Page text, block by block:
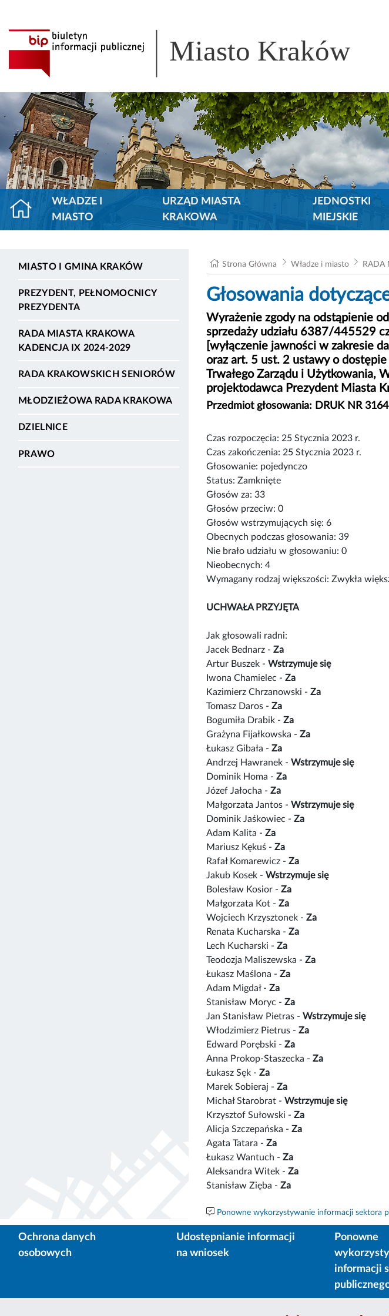
Miasto Kraków
WŁADZE I
MIASTO
URZĄD MIASTA
KRAKOWA
JEDNOSTKI
MIEJSKIE
MIASTO I GMINA KRAKÓW
PREZYDENT, PEŁNOMOCNICY
PREZYDENTA
RADA MIASTA KRAKOWA
KADENCJA IX 2024-2029
RADA KRAKOWSKICH SENIORÓW
MŁODZIEŻOWA RADA KRAKOWA
DZIELNICE
PRAWO
Strona Główna Władze i miasto RADA
Głosowania
Wyrażenie zgody na odstąpienie
sprzedaży udziału 6387/445529
[wyłączenie jawności w zakresie
oraz art. 5 ust. 2 ustawy o
Trwałego Zarządu i Użytkowania,
projektodawca Prezydent Miasta
Przedmiot głosowania: DRUK NR 3164
Czas rozpoczęcia: 25 Stycznia 2023 r.
Czas zakończenia: 25 Stycznia 2023 r.
Głosowanie: pojedynczo
Status: Zamknięte
Głosów za: 33
Głosów przeciw: 0
Głosów wstrzymujących się: 6
Obecnych podczas głosowania: 39
Nie brało udziału w głosowaniu: 0
Nieobecnych: 4
Wymagany rodzaj większości: Zwykła
UCHWAŁA PRZYJĘTA
Jak głosowali radni:
Jacek Bednarz - Za
Artur Buszek - Wstrzymuje się
Iwona Chamielec - Za
Kazimierz Chrzanowski - Za
Tomasz Daros - Za
Bogumiła Drabik - Za
Grażyna Fijałkowska - Za
Łukasz Gibała - Za
Andrzej Hawranek - Wstrzymuje się
Dominik Homa - Za
Józef Jałocha - Za
Małgorzata Jantos - Wstrzymuje się
Dominik Jaśkowiec - Za
Adam Kalita - Za
Mariusz Kękuś - Za
Rafał Komarewicz - Za
Jakub Kosek - Wstrzymuje się
Bolesław Kosior - Za
Małgorzata Kot - Za
Wojciech Krzysztonek - Za
Renata Kucharska - Za
Lech Kucharski - Za
Teodozja Maliszewska - Za
Łukasz Maślona - Za
Adam Migdał - Za
Stanisław Moryc - Za
Jan Stanisław Pietras - Wstrzymuje się
Włodzimierz Pietrus - Za
Edward Porębski - Za
Anna Prokop-Staszecka - Za
Łukasz Sęk - Za
Marek Sobieraj - Za
Michał Starobrat - Wstrzymuje się
Krzysztof Sułowski - Za
Alicja Szczepańska - Za
Agata Tatara - Za
Łukasz Wantuch - Za
Aleksandra Witek - Za
Stanisław Zięba - Za
Ponowne wykorzystywanie informacji sektora
Ochrona danych
osobowych
Udostępnianie informacji
na wniosek
Ponowne
informacji